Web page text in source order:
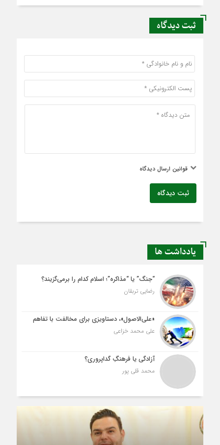
ثبت دیدگاه
قوانین ارسال دیدگاه
ثبت دیدگاه
یادداشت ها
“جنگ” یا “مذاکره”؛ اسلام کدام را برمی‌گزیند؟
رضایی تربقان
«علی‌الاصول»، دستاویزی برای مخالفت با تفاهم
علی محمد خزاعی
آزادگی یا فرهنگِ گداپروری؟
محمد قلی پور